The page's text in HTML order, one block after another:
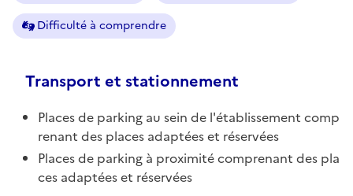
Difficulté à comprendre
Transport et stationnement
Places de parking au sein de l'établissement comp
renant des places adaptées et réservées
Places de parking à proximité comprenant des pla
ces adaptées et réservées